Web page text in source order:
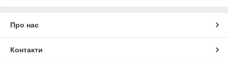
Про нас
Контакти